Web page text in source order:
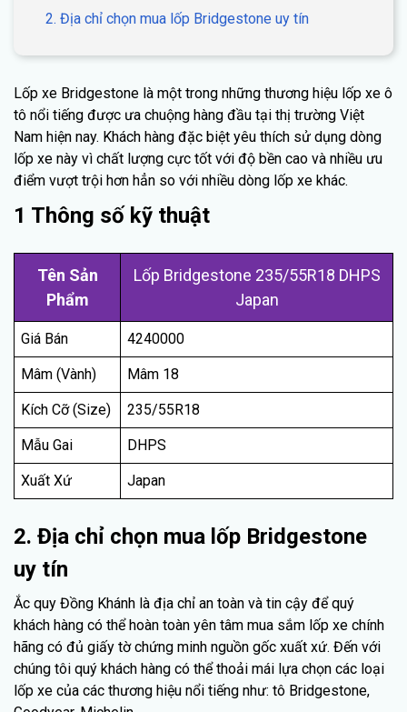
2. Địa chỉ chọn mua lốp Bridgestone uy tín
Lốp xe Bridgestone là một trong những thương hiệu lốp xe ô
tô nổi tiếng được ưa chuộng hàng đầu tại thị trường Việt
Nam hiện nay. Khách hàng đặc biệt yêu thích sử dụng dòng
lốp xe này vì chất lượng cực tốt với độ bền cao và nhiều ưu
điểm vượt trội hơn hẳn so với nhiều dòng lốp xe khác.
1 Thông số kỹ thuật
Tên Sản
Phẩm
Lốp Bridgestone 235/55R18 DHPS
Japan
Giá Bán 4240000
Mâm (Vành) Mâm 18
Kích Cỡ (Size) 235/55R18
Mẫu Gai DHPS
Xuất Xứ Japan
2. Địa chỉ chọn mua lốp Bridgestone
uy tín
Ắc quy Đồng Khánh là địa chỉ an toàn và tin cậy để quý
khách hàng có thể hoàn toàn yên tâm mua sắm lốp xe chính
hãng có đủ giấy tờ chứng minh nguồn gốc xuất xứ. Đến với
chúng tôi quý khách hàng có thể thoải mái lựa chọn các loại
lốp xe của các thương hiệu nổi tiếng như: tô Bridgestone,